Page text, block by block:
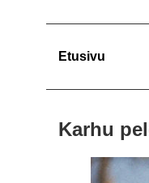
Etusivu
Karhu